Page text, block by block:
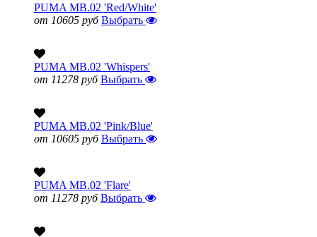
PUMA MB.02 'Red/White'
от 10605 руб Выбрать
PUMA MB.02 'Whispers'
от 11278 руб Выбрать
PUMA MB.02 'Pink/Blue'
от 10605 руб Выбрать
PUMA MB.02 'Flare'
от 11278 руб Выбрать